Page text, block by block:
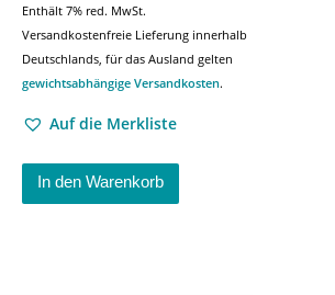
Enthält 7% red. MwSt.
Versandkostenfreie Lieferung innerhalb
Deutschlands, für das Ausland gelten
gewichtsabhängige Versandkosten.
Auf die Merkliste
In den Warenkorb